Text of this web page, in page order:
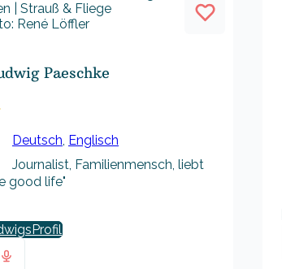
René Löffler
Paeschke
Deutsch, Englisch
Journalist, Familienmensch, liebt
good life"